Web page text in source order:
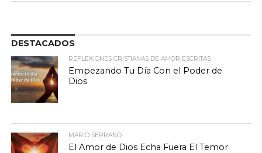
DESTACADOS
REFLEXIONES CRISTIANAS DE AMOR ESCRITAS
Empezando Tu Día Con el Poder de
Dios
MARIO SERRANO
El Amor de Dios Echa Fuera El Temor